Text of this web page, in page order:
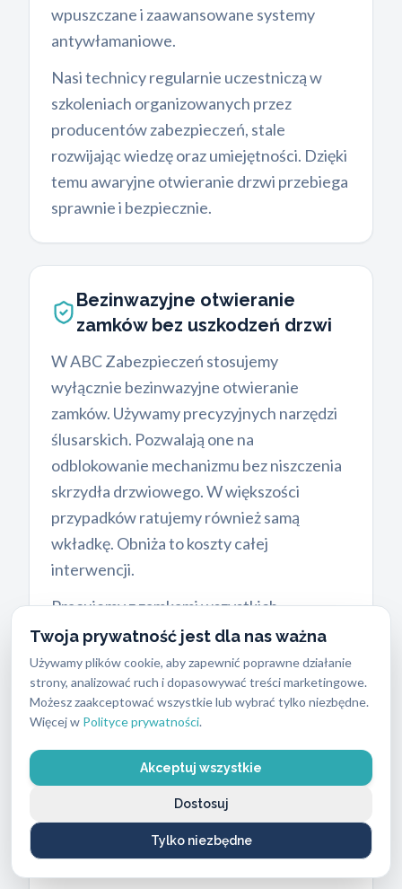
Twoja prywatność jest dla nas ważna
Używamy plików cookie, aby zapewnić poprawne działanie
strony, analizować ruch i dopasowywać treści marketingowe.
Możesz zaakceptować wszystkie lub wybrać tylko niezbędne.
Więcej w Polityce prywatności.
Akceptuj wszystkie
Tylko niezbędne
Dostosuj
wpuszczane i zaawansowane systemy
antywłamaniowe.
Nasi technicy regularnie uczestniczą w
szkoleniach organizowanych przez
producentów zabezpieczeń, stale
rozwijając wiedzę oraz umiejętności. Dzięki
temu awaryjne otwieranie drzwi przebiega
sprawnie i bezpiecznie.
Bezinwazyjne otwieranie
zamków bez uszkodzeń drzwi
W ABC Zabezpieczeń stosujemy
wyłącznie bezinwazyjne otwieranie
zamków. Używamy precyzyjnych narzędzi
ślusarskich. Pozwalają one na
odblokowanie mechanizmu bez niszczenia
skrzydła drzwiowego. W większości
przypadków ratujemy również samą
wkładkę. Obniża to koszty całej
interwencji.
Pracujemy z zamkami wszystkich
wiodących producentów, dobierając
odpowiednie materiały i elementy
serwisowe. Otwieramy standardowe zamki
oraz zaawansowane mechanizmy marek
bezpieczeństwa zamka wpływa na czas
potrzebny do jego otwarcia. Zamki
antywłamaniowe o najwyższej klasie
odporności wymagają zastosowania